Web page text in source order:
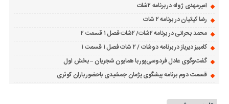
امیرمهدی ژوله در برنامه ۲شات
رضا کیانیان در برنامه ۲ شات
محمد بحرانی در برنامه ۲شات/ ۲شات فصل ۱ قسمت ۲
کامبیز دیرباز در برنامه دوشات / ۲ شات فصل ۱ قسمت ۱
گفت‌وگوی عادل فردوسی‌پور با همایون شجریان – بخش اول
قسمت دوم برنامه پیشگوی پژمان جمشیدی باحضور باران کوثری